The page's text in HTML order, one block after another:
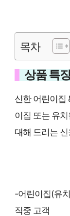
목차
상품 특징
신한 어린이집
이집 또는 유
대해 드리는
-어린이집(유
직중 고객